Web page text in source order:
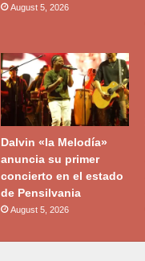
August 5, 2026
Dalvin «la Melodía»
anuncia su primer
concierto en el estado
de Pensilvania
August 5, 2026